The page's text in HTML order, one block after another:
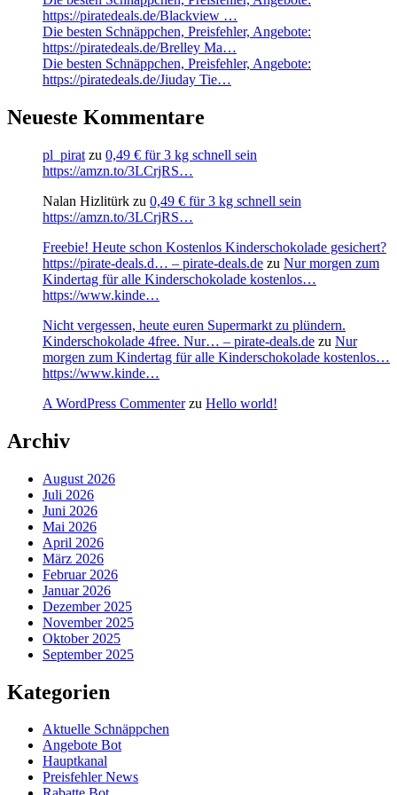
https://piratedeals.de/Blackview …
Die besten Schnäppchen, Preisfehler, Angebote:
https://piratedeals.de/Brelley Ma…
Die besten Schnäppchen, Preisfehler, Angebote:
https://piratedeals.de/Jiuday Tie…
Neueste Kommentare
pl_pirat zu 0,49 € für 3 kg schnell sein
https://amzn.to/3LCrjRS…
Nalan Hizlitürk zu 0,49 € für 3 kg schnell sein
https://amzn.to/3LCrjRS…
Freebie! Heute schon Kostenlos Kinderschokolade gesichert?
https://pirate-deals.d… – pirate-deals.de zu Nur morgen zum
Kindertag für alle Kinderschokolade kostenlos…
https://www.kinde…
Nicht vergessen, heute euren Supermarkt zu plündern.
Kinderschokolade 4free. Nur… – pirate-deals.de zu Nur
morgen zum Kindertag für alle Kinderschokolade kostenlos…
https://www.kinde…
A WordPress Commenterzu Hello world!
Archiv
August 2026
Juli 2026
Juni 2026
Mai 2026
April 2026
März 2026
Februar 2026
Januar 2026
Dezember 2025
November 2025
Oktober 2025
September 2025
Kategorien
Aktuelle Schnäppchen
Angebote Bot
Hauptkanal
Preisfehler News